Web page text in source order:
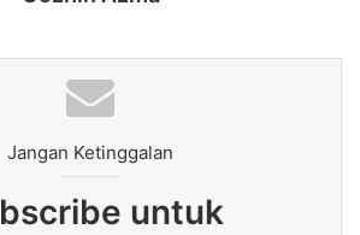
Jangan Ketinggalan
untuk